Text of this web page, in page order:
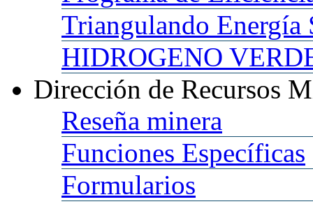
Triangulando Energía
HIDROGENO
Dirección de Recursos
Reseña minera
Funciones Específicas
Formularios